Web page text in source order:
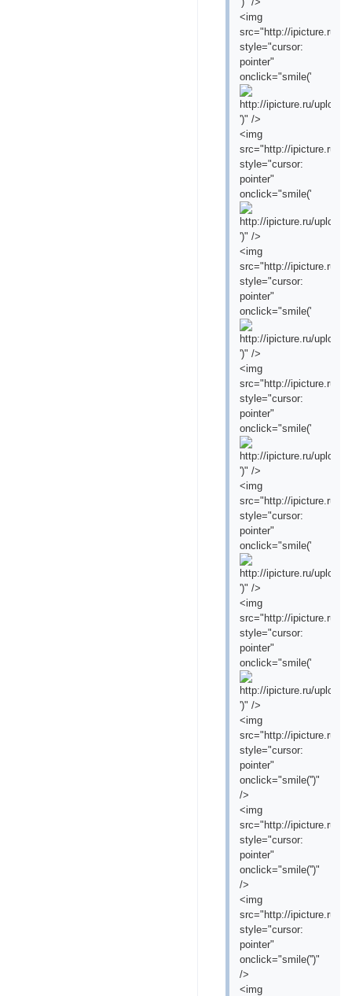
<img
src="http://ipicture.ru/
style="cursor:
pointer"
onclick="smile('
')" />
<img
src="http://ipicture.ru/
style="cursor:
pointer"
onclick="smile('
')" />
<img
src="http://ipicture.ru/
style="cursor:
pointer"
onclick="smile('
')" />
<img
src="http://ipicture.ru/
style="cursor:
pointer"
onclick="smile('
')" />
<img
src="http://ipicture.ru/
style="cursor:
pointer"
onclick="smile('
')" />
<img
src="http://ipicture.ru/
style="cursor:
pointer"
onclick="smile('
')" />
<img
src="http://ipicture.ru/
style="cursor:
pointer"
onclick="smile('')"
/>
<img
src="http://ipicture.ru/
style="cursor:
pointer"
onclick="smile('')"
/>
<img
src="http://ipicture.ru/
style="cursor:
pointer"
onclick="smile('')"
/>
<img